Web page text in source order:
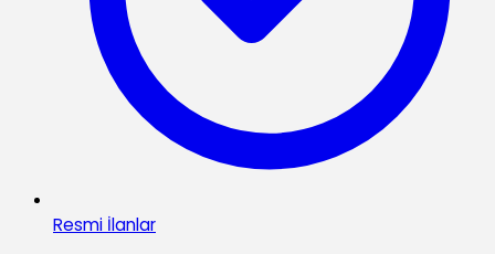
Resmi İlanlar